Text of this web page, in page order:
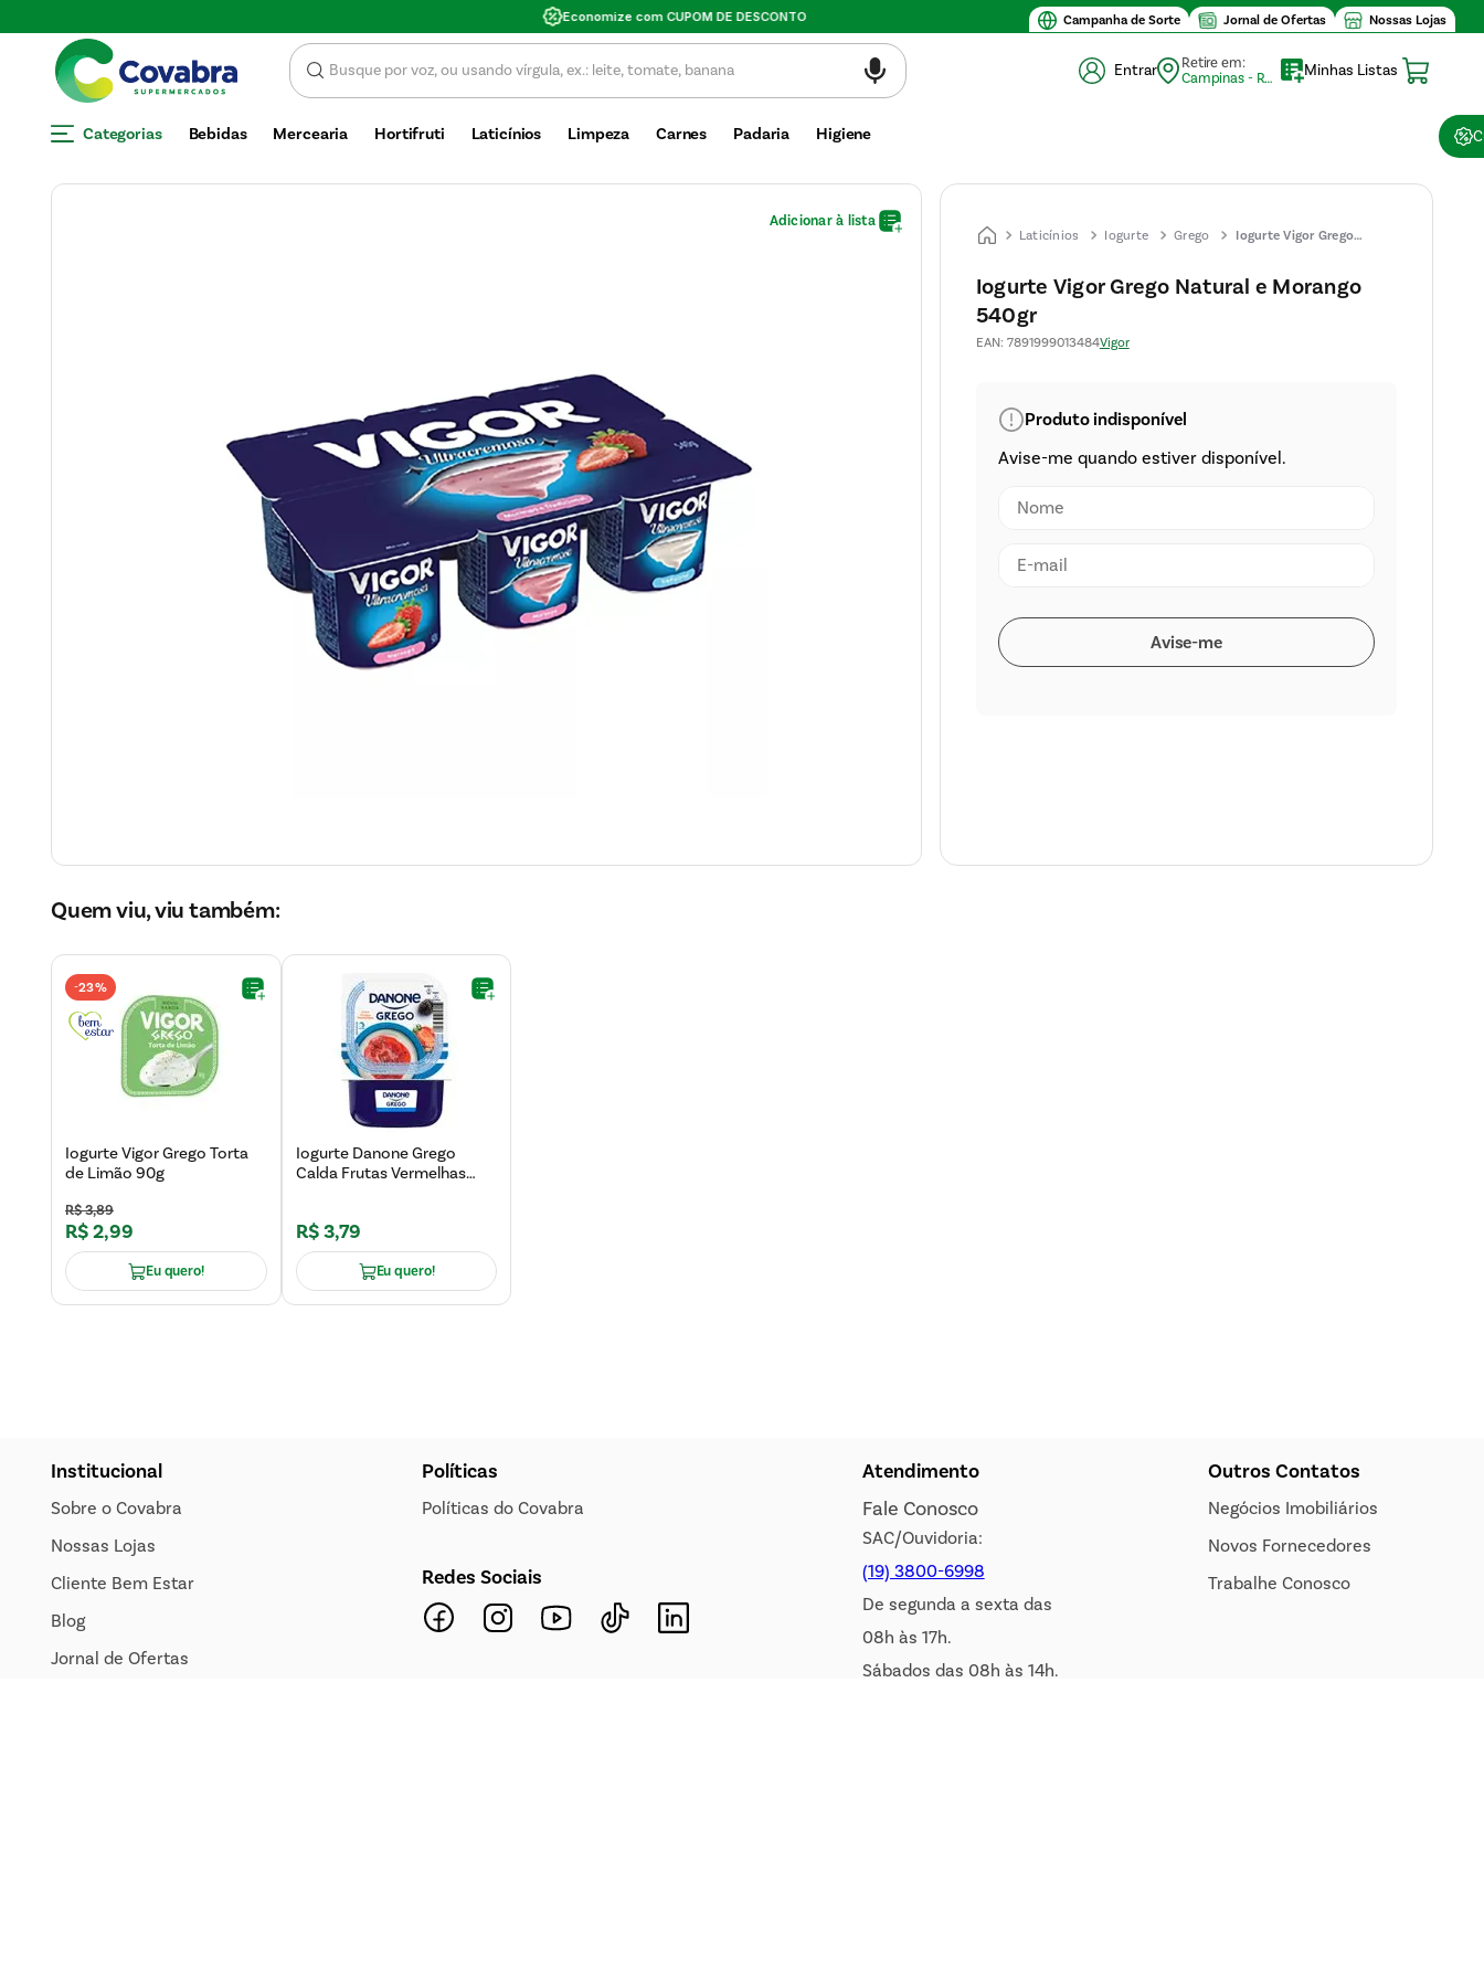
Campanha de Sorte Jornal de Ofertas Nossas Lojas
Valor mínimo de compra $30
Entrar
Retire em:
Campinas - Retirada (10)
Minhas Listas
Categorias Bebidas Mercearia Hortifruti Laticínios Limpeza Carnes Padaria Higiene
Laticínios Iogurte Grego
Iogurte Vigor Grego
Iogurte Vigor Grego Natural e Morango
540gr
EAN: 7891999013484Vigor
Quem viu, viu também:
-23%
Iogurte Vigor Grego Torta
de Limão 90g
R$3,89
R$2,99
Eu quero!
Iogurte Danone Grego
Calda Frutas Vermelhas
R$3,79
Eu quero!
Institucional
Sobre o Covabra
Nossas Lojas
Cliente Bem Estar
Blog
Jornal de Ofertas
Políticas
Políticas do Covabra
Redes Sociais
Atendimento
Fale Conosco
SAC/Ouvidoria:
(19) 3800-6998
De segunda a sexta das
08h às 17h.
Sábados das 08h às 14h.
Outros Contatos
Negócios Imobiliários
Novos Fornecedores
Trabalhe Conosco